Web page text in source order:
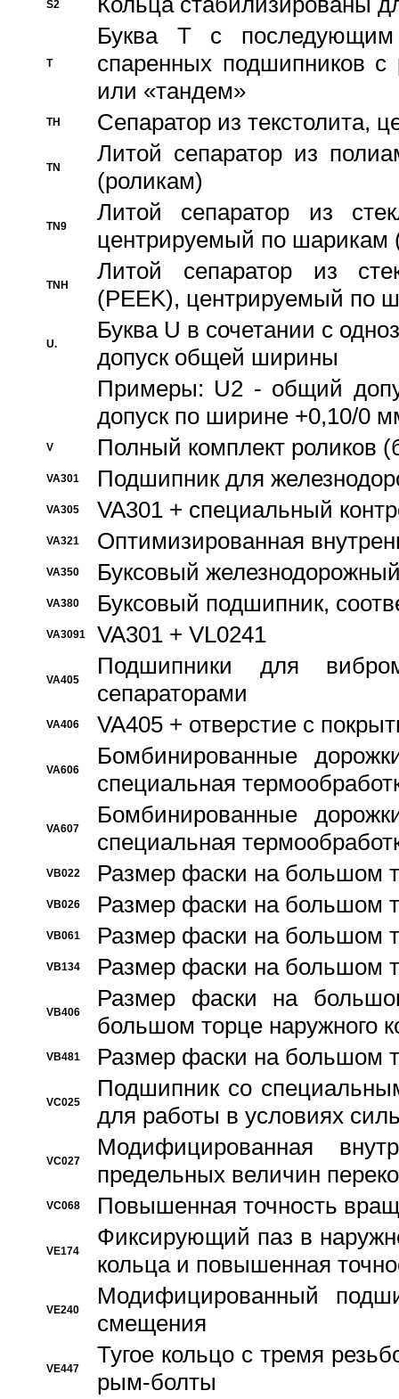
S2
T
Буква T с
спаренных подшипников
или «тандем»
TH Сепаратор из текстолита,
TN
Литой сепаратор из
(роликам)
TN9
Литой сепаратор из
центрируемый по шарикам
TNH
Литой сепаратор из
(PEEK), центрируемый по
U.
Буква U в сочетании с
допуск общей ширины
Примеры: U2 - общий
допуск по ширине +0,10/0
V Полный комплект роликов
VA301 Подшипник для
VA305 VA301 + специальный
VA321 Оптимизированная
VA350 Буксовый
VA380 Буксовый подшипник,
VA3091 VA301 + VL0241
VA405
Подшипники для
сепараторами
VA406 VA405 + отверстие с
VA606
Бомбинированные
специальная
VA607
Бомбинированные
специальная
VB022 Размер фаски на большом
VB026 Размер фаски на большом
VB061 Размер фаски на большом
VB134 Размер фаски на большом
VB406
Размер фаски на
большом торце наружного
VB481 Размер фаски на большом
VC025
Подшипник со
для работы в условиях
VC027
Модифицированная
предельных величин
VC068 Повышенная точность
VE174
Фиксирующий паз в
кольца и повышенная
VE240
Модифицированный
смещения
VE447
Тугое кольцо с тремя
рым-болты